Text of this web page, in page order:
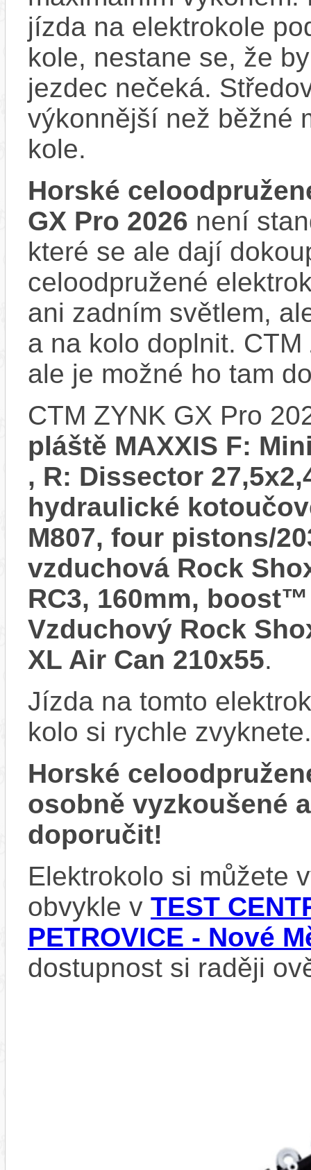
jízda na elektrokole
kole, nestane se, že
jezdec nečeká.
výkonnější než běžné
kole.
Horské
GX Pro 2026 není
které se ale dají
celoodpružené
ani zadním světlem,
a na kolo doplnit.
ale je možné ho tam
CTM ZYNK GX Pro
pláště MAXXIS F:
, R: Dissector
hydraulické
M807, four pistons/
vzduchová Rock
RC3, 160mm,
Vzduchový Rock
XL Air Can 210x55.
Jízda na tomto
kolo si rychle zvyknete.
Horské
osobně vyzkoušené
doporučit!
Elektrokolo si můžete
obvykle v TEST
PETROVICE - Nové
dostupnost si raději